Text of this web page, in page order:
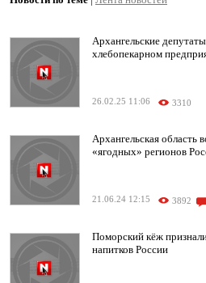
Архангельские
хлебопекарном
26.02.25 11:06 3310
Архангельская область
«ягодных» регионов
21.06.24 12:15 3892
Поморский кёж
напитков России